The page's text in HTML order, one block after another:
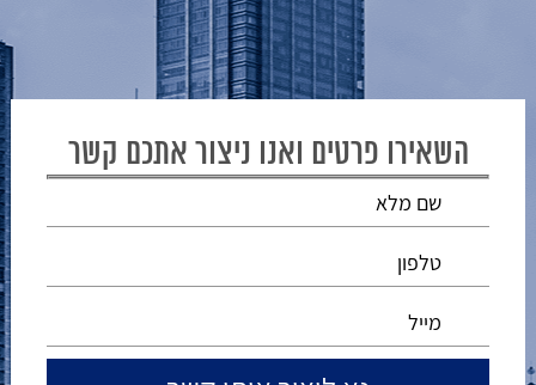
השאירו פרטים ואנו ניצור אתכם קשר